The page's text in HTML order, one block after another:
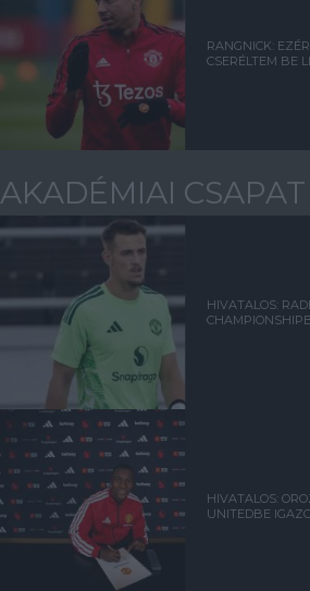
RANGNICK:
CSERÉLTEM BE
AKADÉMIAI CSAPAT
HIVATALOS:
HIVATALOS:
UNITEDBE